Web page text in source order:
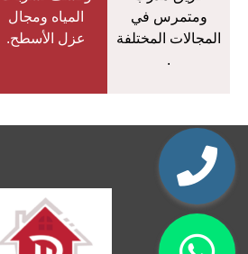
ومتمرس في
المجالات المختلفة
.
المياه ومجال
عزل الأسطح.